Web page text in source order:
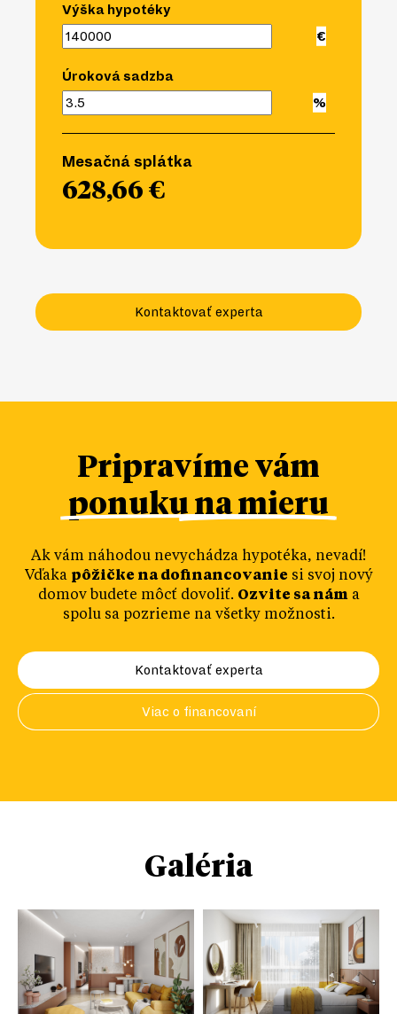
Výška hypotéky
Úroková sadzba
Mesačná splátka
628,66 €
Kontaktovať experta
Pripravíme vám
ponuku na mieru
Ak vám náhodou nevychádza hypotéka, nevadí!
Vďaka pôžičke na dofinancovanie si svoj nový
domov budete môcť dovoliť. Ozvite sa náma
spolu sa pozrieme na všetky možnosti.
Kontaktovať experta
Viac o financovaní
Galéria